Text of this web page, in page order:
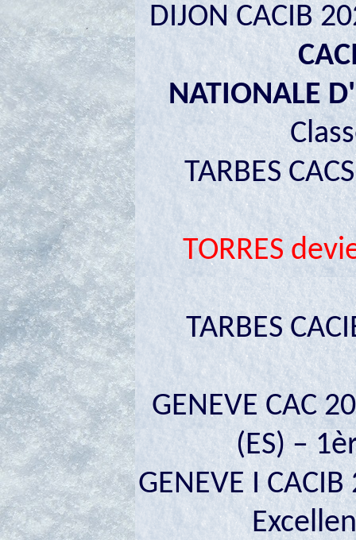
DIJON CACIB
NATIONALE
TARBES
TORRES
TARBES
GENEVE CAC
(ES) –
GENEVE I